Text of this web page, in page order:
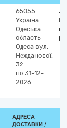
65055
Україна
Одеська
область
Одеса вул.
Нежданової,
32
по 31-12-
2026
АДРЕСА
ДОСТАВКИ /